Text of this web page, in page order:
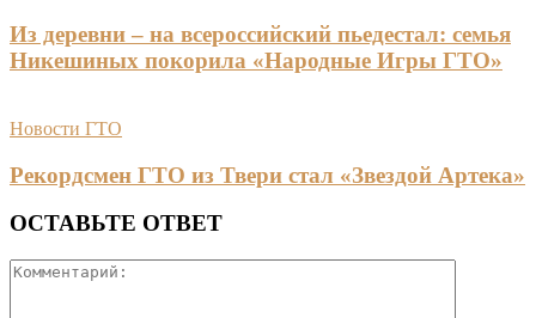
Из деревни – на всероссийский пьедестал: семья
Никешиных покорила «Народные Игры ГТО»
Новости ГТО
Рекордсмен ГТО из Твери стал «Звездой Артека»
ОСТАВЬТЕ ОТВЕТ